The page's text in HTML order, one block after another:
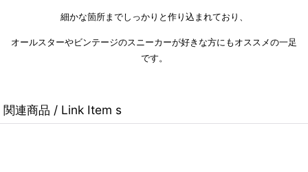
細かな箇所までしっかりと作り込まれており、
オールスターやビンテージのスニーカーが好きな方にもオススメの一足
です。
関連商品 / Link Item s